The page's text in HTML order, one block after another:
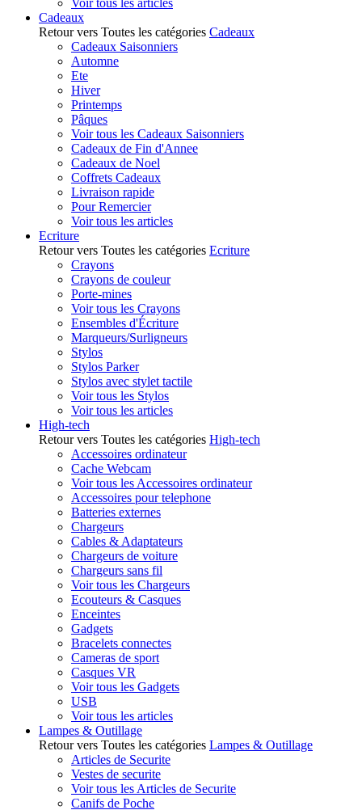
Voir tous les articles
Cadeaux
Retour vers Toutes les catégories Cadeaux
Cadeaux Saisonniers
Automne
Ete
Hiver
Printemps
Pâques
Voir tous les Cadeaux Saisonniers
Cadeaux de Fin d'Annee
Cadeaux de Noel
Coffrets Cadeaux
Livraison rapide
Pour Remercier
Voir tous les articles
Ecriture
Retour vers Toutes les catégories Ecriture
Crayons
Crayons de couleur
Porte-mines
Voir tous les Crayons
Ensembles d'Écriture
Marqueurs/Surligneurs
Stylos
Stylos Parker
Stylos avec stylet tactile
Voir tous les Stylos
Voir tous les articles
High-tech
Retour vers Toutes les catégories High-tech
Accessoires ordinateur
Cache Webcam
Voir tous les Accessoires ordinateur
Accessoires pour telephone
Batteries externes
Chargeurs
Cables & Adaptateurs
Chargeurs de voiture
Chargeurs sans fil
Voir tous les Chargeurs
Ecouteurs & Casques
Enceintes
Gadgets
Bracelets connectes
Cameras de sport
Casques VR
Voir tous les Gadgets
USB
Voir tous les articles
Lampes & Outillage
Retour vers Toutes les catégories Lampes & Outillage
Articles de Securite
Vestes de securite
Voir tous les Articles de Securite
Canifs de Poche